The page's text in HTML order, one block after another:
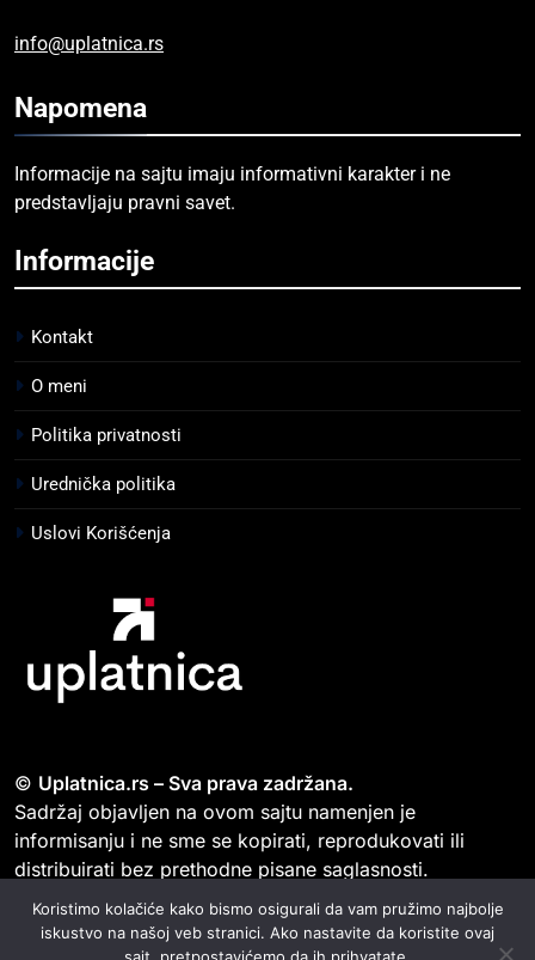
info@uplatnica.rs
Napomena
Informacije na sajtu imaju informativni karakter i ne
predstavljaju pravni savet.
Informacije
Kontakt
O meni
Politika privatnosti
Urednička politika
Uslovi Korišćenja
© Uplatnica.rs – Sva prava zadržana.
Sadržaj objavljen na ovom sajtu namenjen je
informisanju i ne sme se kopirati, reprodukovati ili
distribuirati bez prethodne pisane saglasnosti.
Zabranjeno je neovlašćeno preuzimanje tekstova,
delova tekstova ili vizuelnog materijala.
Koristimo kolačiće kako bismo osigurali da vam pružimo najbolje
iskustvo na našoj veb stranici. Ako nastavite da koristite ovaj